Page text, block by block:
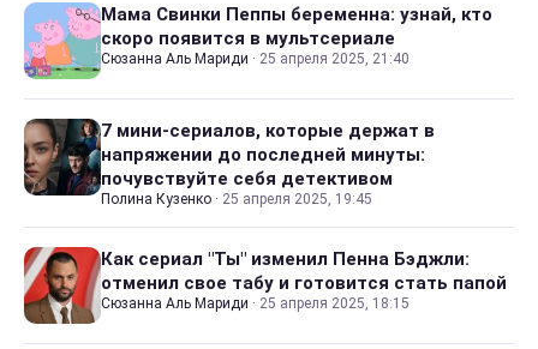
Мама Свинки Пеппы беременна: узнай, кто
скоро появится в мультсериале
Сюзанна Аль Мариди · 25 апреля 2025, 21:40
7 мини-сериалов, которые держат в
напряжении до последней минуты:
почувствуйте себя детективом
Полина Кузенко · 25 апреля 2025, 19:45
Как сериал "Ты" изменил Пенна Бэджли:
отменил свое табу и готовится стать папой
Сюзанна Аль Мариди · 25 апреля 2025, 18:15